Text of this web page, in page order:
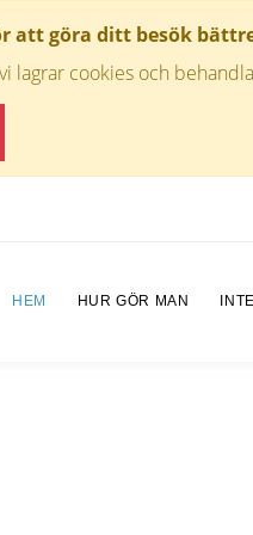
att göra ditt besök
lagrar cookies och
HEM HUR GÖR MAN